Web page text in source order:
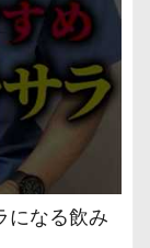
になる飲み